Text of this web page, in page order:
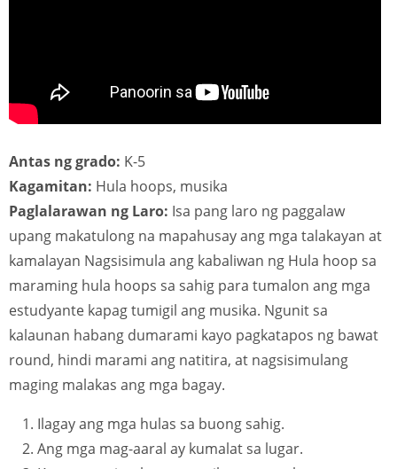
Antas ng grado: K-5
Kagamitan: Hula hoops, musika
Paglalarawan ng Laro: Isa pang laro ng paggalaw
upang makatulong na mapahusay ang mga talakayan at
kamalayan Nagsisimula ang kabaliwan ng Hula hoop sa
maraming hula hoops sa sahig para tumalon ang mga
estudyante kapag tumigil ang musika. Ngunit sa
kalaunan habang dumarami kayo pagkatapos ng bawat
round, hindi marami ang natitira, at nagsisimulang
maging malakas ang mga bagay.
Ilagay ang mga hulas sa buong sahig.
Ang mga mag-aaral ay kumalat sa lugar.